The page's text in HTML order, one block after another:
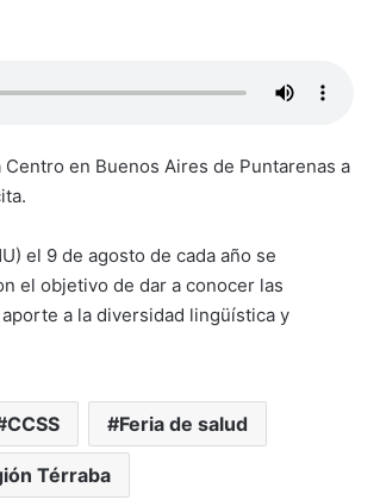
en Buenos Aires de Puntarenas a
el 9 de agosto de cada año se
el objetivo de dar a conocer las
a la diversidad lingüística y
CCSS Feria de salud
Térraba